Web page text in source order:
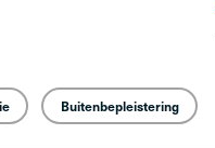
Buitenbepleistering